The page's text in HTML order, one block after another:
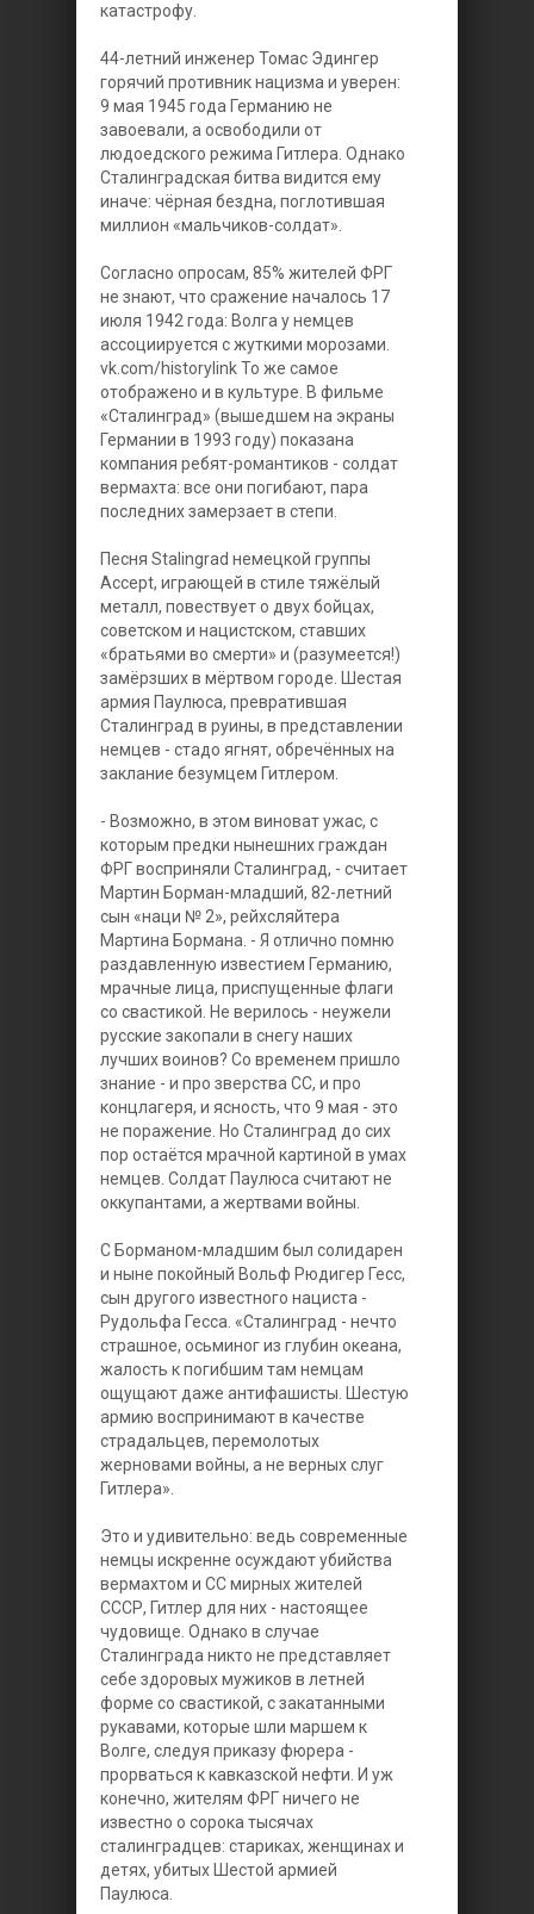
катастрофу.
44-летний инженер Томас Эдингер
горячий противник нацизма и уверен:
9 мая 1945 года Германию не
завоевали, а освободили от
людоедского режима Гитлера. Однако
Сталинградская битва видится ему
иначе: чёрная бездна, поглотившая
миллион «мальчиков-солдат».
Согласно опросам, 85% жителей ФРГ
не знают, что сражение началось 17
июля 1942 года: Волга у немцев
ассоциируется с жуткими морозами.
vk.com/historylink То же самое
отображено и в культуре. В фильме
«Сталинград» (вышедшем на экраны
Германии в 1993 году) показана
компания ребят-романтиков - солдат
вермахта: все они погибают, пара
последних замерзает в степи.
Песня Stalingrad немецкой группы
Accept, играющей в стиле тяжёлый
металл, повествует о двух бойцах,
советском и нацистском, ставших
«братьями во смерти» и (разумеется!)
замёрзших в мёртвом городе. Шестая
армия Паулюса, превратившая
Сталинград в руины, в представлении
немцев - стадо ягнят, обречённых на
заклание безумцем Гитлером.
- Возможно, в этом виноват ужас, с
которым предки нынешних граждан
ФРГ восприняли Сталинград, - считает
Мартин Борман-младший, 82-летний
сын «наци № 2», рейхсляйтера
Мартина Бормана. - Я отлично помню
раздавленную известием Германию,
мрачные лица, приспущенные флаги
со свастикой. Не верилось - неужели
русские закопали в снегу наших
лучших воинов? Со временем пришло
знание - и про зверства СС, и про
концлагеря, и ясность, что 9 мая - это
не поражение. Но Сталинград до сих
пор остаётся мрачной картиной в умах
немцев. Солдат Паулюса считают не
оккупантами, а жертвами войны.
С Борманом-младшим был солидарен
и ныне покойный Вольф Рюдигер Гесс,
сын другого известного нациста -
Рудольфа Гесса. «Сталинград - нечто
страшное, осьминог из глубин океана,
жалость к погибшим там немцам
ощущают даже антифашисты. Шестую
армию воспринимают в качестве
страдальцев, перемолотых
жерновами войны, а не верных слуг
Гитлера».
Это и удивительно: ведь современные
немцы искренне осуждают убийства
вермахтом и СС мирных жителей
СССР, Гитлер для них - настоящее
чудовище. Однако в случае
Сталинграда никто не представляет
себе здоровых мужиков в летней
форме со свастикой, с закатанными
рукавами, которые шли маршем к
Волге, следуя приказу фюрера -
прорваться к кавказской нефти. И уж
конечно, жителям ФРГ ничего не
известно о сорока тысячах
сталинградцев: стариках, женщинах и
детях, убитых Шестой армией
Паулюса.